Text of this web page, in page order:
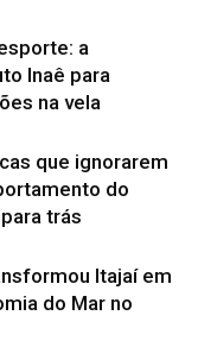
a
Inaê para
na vela
que ignorarem
do
trás
Itajaí em
do Mar no